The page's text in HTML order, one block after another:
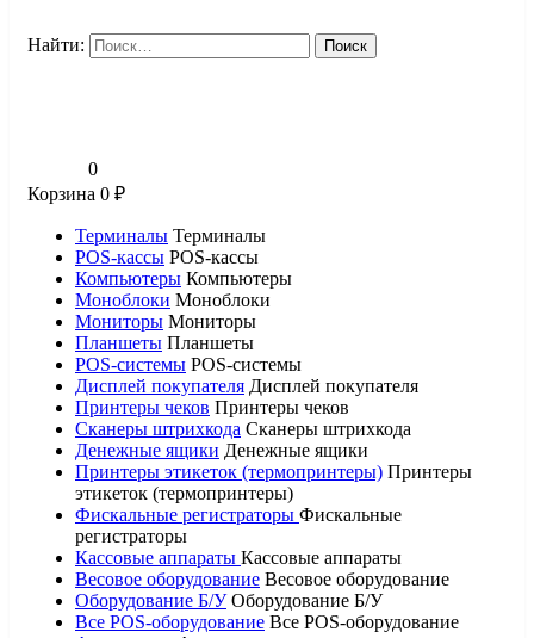
Найти:
0
Корзина 0 ₽
Терминалы Терминалы
POS-кассы POS-кассы
Компьютеры Компьютеры
Моноблоки Моноблоки
Мониторы Мониторы
Планшеты Планшеты
POS-системы POS-системы
Дисплей покупателя Дисплей покупателя
Принтеры чеков Принтеры чеков
Сканеры штрихкода Сканеры штрихкода
Денежные ящики Денежные ящики
Принтеры этикеток (термопринтеры) Принтеры
этикеток (термопринтеры)
Фискальные регистраторы Фискальные
регистраторы
Кассовые аппараты Кассовые аппараты
Весовое оборудование Весовое оборудование
Оборудование Б/У Оборудование Б/У
Все POS-оборудование Все POS-оборудование